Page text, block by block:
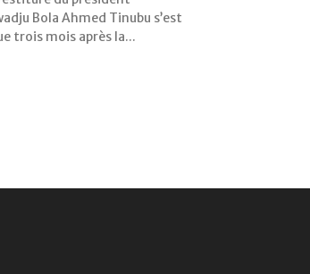
trois mois après la...